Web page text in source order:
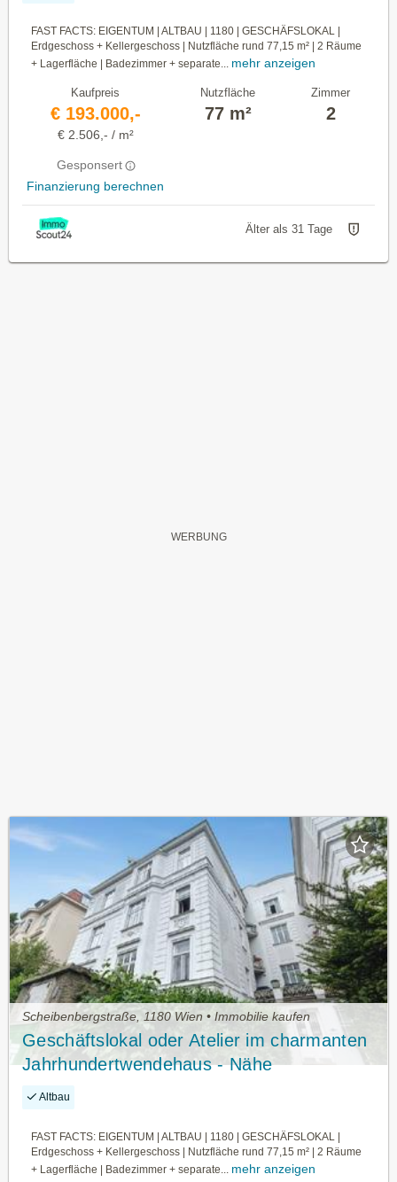
FAST FACTS: EIGENTUM | ALTBAU | 1180 | GESCHÄFSLOKAL |
Erdgeschoss + Kellergeschoss | Nutzfläche rund 77,15 m² | 2 Räume
+ Lagerfläche | Badezimmer + separate... mehr anzeigen
Kaufpreis
€ 193.000,-
€ 2.506,- / m²
Gesponsert
Finanzierung berechnen
Nutzfläche
77 m²
Zimmer
2
Älter als 31 Tage
Scheibenbergstraße, 1180 Wien • Immobilie kaufen
Geschäftslokal oder Atelier im charmanten
Jahrhundertwendehaus - Nähe
Scheibenbergstraße (Linie 41)
Altbau
FAST FACTS: EIGENTUM | ALTBAU | 1180 | GESCHÄFSLOKAL |
Erdgeschoss + Kellergeschoss | Nutzfläche rund 77,15 m² | 2 Räume
+ Lagerfläche | Badezimmer + separate... mehr anzeigen